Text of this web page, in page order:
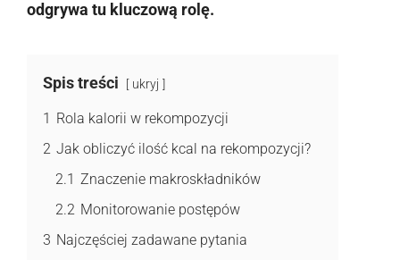
odgrywa tu kluczową rolę.
Spis treści ukryj
1 Rola kalorii w rekompozycji
2 Jak obliczyć ilość kcal na rekompozycji?
2.1 Znaczenie makroskładników
2.2 Monitorowanie postępów
3 Najczęściej zadawane pytania